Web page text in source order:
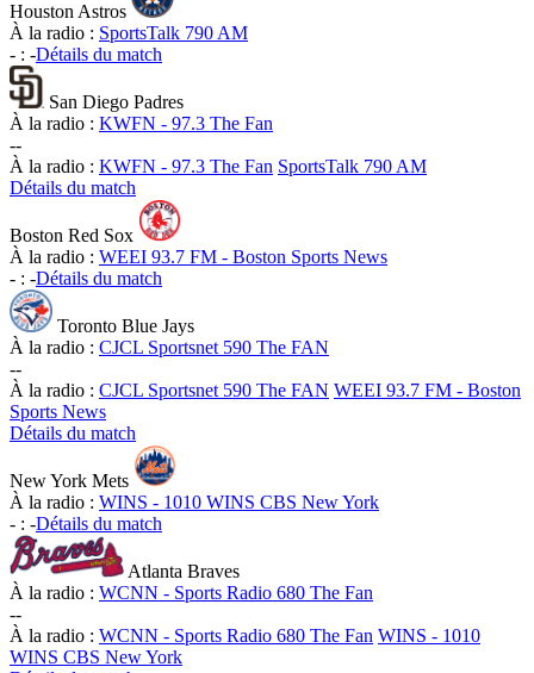
Houston Astros
À la radio : SportsTalk 790 AM
- : -Détails du match
San Diego Padres
À la radio : KWFN - 97.3 The Fan
--
À la radio : KWFN - 97.3 The Fan SportsTalk 790 AM
Détails du match
Boston Red Sox
À la radio : WEEI 93.7 FM - Boston Sports News
- : -Détails du match
Toronto Blue Jays
À la radio : CJCL Sportsnet 590 The FAN
--
À la radio : CJCL Sportsnet 590 The FAN WEEI 93.7 FM - Boston
Sports News
Détails du match
New York Mets
À la radio : WINS - 1010 WINS CBS New York
- : -Détails du match
Atlanta Braves
À la radio : WCNN - Sports Radio 680 The Fan
--
À la radio : WCNN - Sports Radio 680 The Fan WINS - 1010
WINS CBS New York